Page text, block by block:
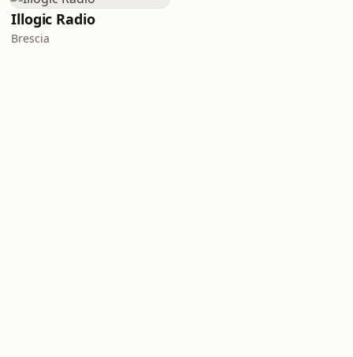
Illogic Radio
Brescia